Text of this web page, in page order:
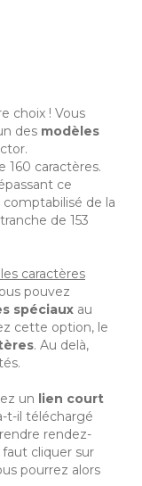
choix ! Vous
des modèles
160 caractères.
ce
de la
de 153
caractères
pouvez
spéciaux au
cette option, le
. Au delà,
un lien court
t-il téléchargé
rendez-
cliquer sur
pourrez alors